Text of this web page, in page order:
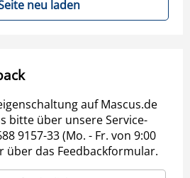
neu laden
auf Mascus.de
bitte über unsere Service-
9157-33 (Mo. - Fr. von 9:00
über das Feedbackformular.